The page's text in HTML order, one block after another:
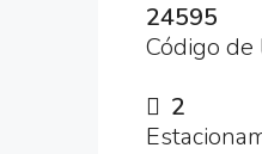
24595
Código
2